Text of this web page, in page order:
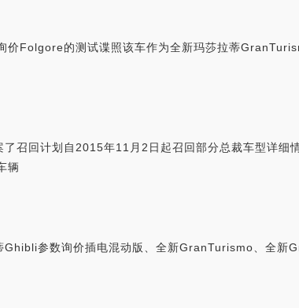
价Folgore的测试谍照该车作为全新玛莎拉蒂
召回计划自2015年11月2日起召回部分总裁车型详细
辆
Ghibli参数询价插电混动版、全新GranTurismo、全新